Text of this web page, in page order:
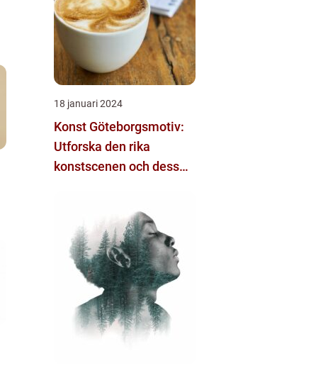
18 januari 2024
Konst Göteborgsmotiv:
Utforska den rika
konstscenen och dess